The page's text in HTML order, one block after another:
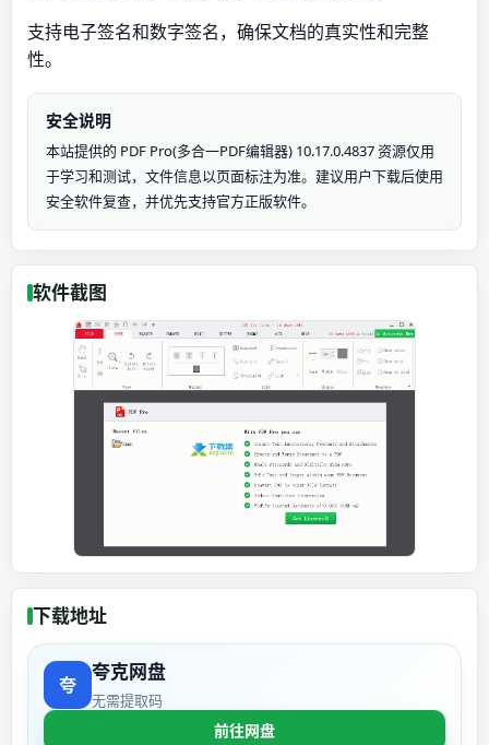
支持电子签名和数字签名，确保文档的真实性和完整
性。
安全说明
本站提供的 PDF Pro(多合一PDF编辑器) 10.17.0.4837 资源仅用
于学习和测试，文件信息以页面标注为准。建议用户下载后使用
安全软件复查，并优先支持官方正版软件。
软件截图
下载地址
夸克网盘
无需提取码
前往网盘